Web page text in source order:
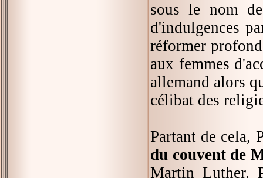
sous le nom
d'indulgences
réformer
aux femmes
allemand alors
célibat des
Partant de cela,
du couvent de
Martin Luther.